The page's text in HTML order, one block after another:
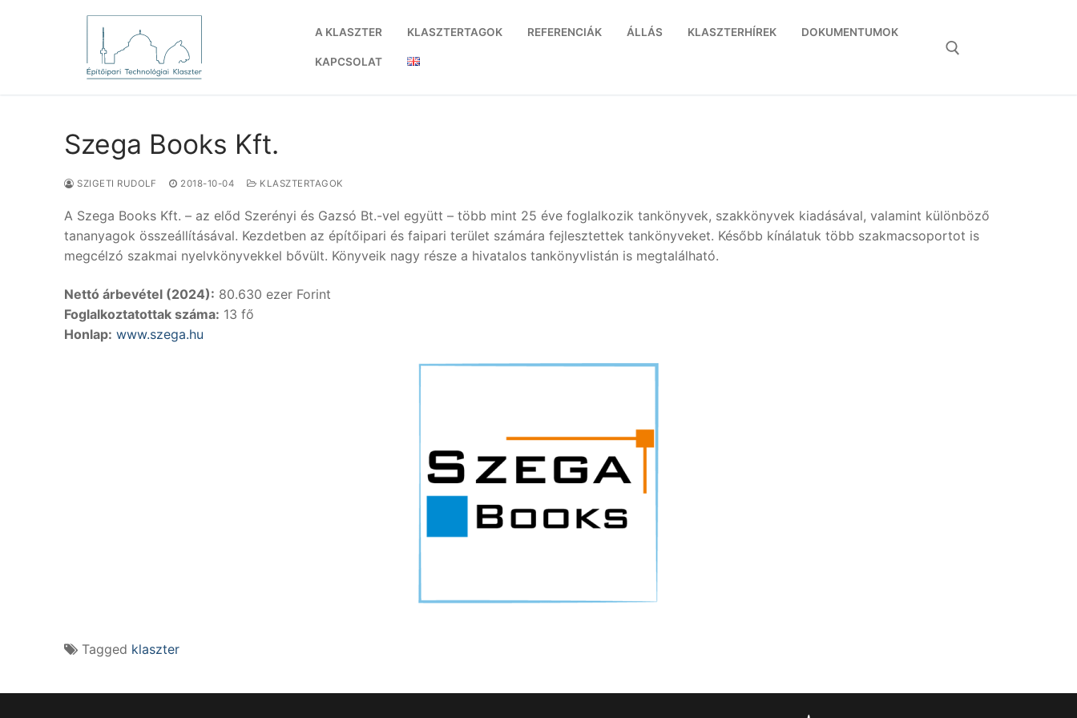
A KLASZTER KLASZTERTAGOK REFERENCIÁK ÁLLÁS KLASZTERHÍREK DOKUMENTUMOK
KAPCSOLAT
Szega Books Kft.
SZIGETI RUDOLF 2018-10-04 KLASZTERTAGOK
A Szega Books Kft. – az előd Szerényi és Gazsó Bt.-vel együtt – több mint 25 éve foglalkozik tankönyvek, szakkönyvek kiadásával, valamint különböző
tananyagok összeállításával. Kezdetben az építőipari és faipari terület számára fejlesztettek tankönyveket. Később kínálatuk több szakmacsoportot is
megcélzó szakmai nyelvkönyvekkel bővült. Könyveik nagy része a hivatalos tankönyvlistán is megtalálható.
Nettó árbevétel (2024): 80.630 ezer Forint
Foglalkoztatottak száma: 13 fő
Honlap: www.szega.hu
Tagged klaszter